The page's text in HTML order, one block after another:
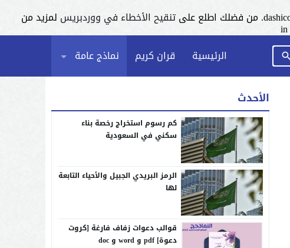
تنقيح الأخطاء في ووردبريس لمزيد من
الرئيسية
قران كريم نماذج عامة
الأحدث
كم رسوم استخراج رخصة بناء
سكني في السعودية
الرمز البريدي الجبيل والأحياء التابعة
لها
قوالب دعوات زفاف فارغة [كروت
دعوة] pdf و word و doc